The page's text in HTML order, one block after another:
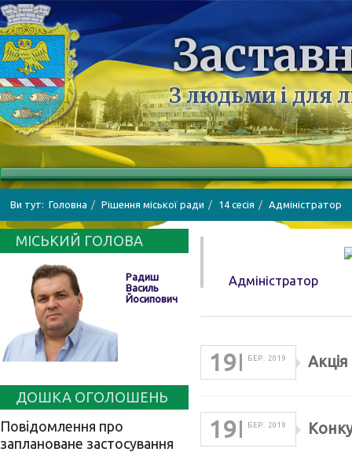
З людьми і для
Ви тут: Головна Рішення міської ради 14 сесія Адміністратор
МІСЬКИЙ ГОЛОВА
Радиш
Василь
Йосипович
ДОШКА ОГОЛОШЕНЬ
Повідомлення про
заплановане застосування
Адміністратор
19 БЕР. 2019
19 БЕР. 2019